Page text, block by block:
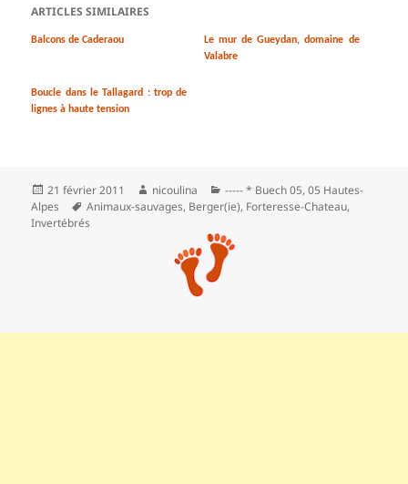
ARTICLES SIMILAIRES
Balcons de Caderaou
Le mur de Gueydan, domaine de
Valabre
Boucle dans le Tallagard : trop de
lignes à haute tension
Publié
le
21 février 2011 Auteur
nicoulina Catégories
----- * Buech 05,05 Hautes-
Alpes
Mots-
clés
Animaux-sauvages, Berger(ie), Forteresse-Chateau,
Invertébrés